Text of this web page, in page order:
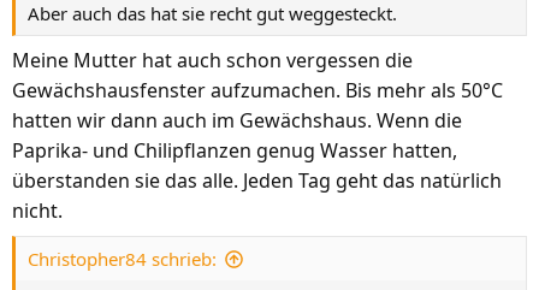
Aber auch das hat sie recht gut weggesteckt.
Meine Mutter hat auch schon vergessen die
Gewächshausfenster aufzumachen. Bis mehr als 50°C
hatten wir dann auch im Gewächshaus. Wenn die
Paprika- und Chilipflanzen genug Wasser hatten,
überstanden sie das alle. Jeden Tag geht das natürlich
nicht.
Christopher84 schrieb: